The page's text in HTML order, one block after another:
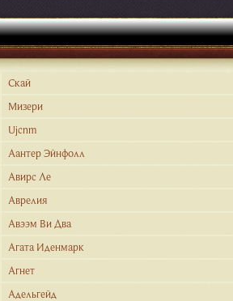
Cкай
Mизери
Ujcnm
Аантер Эйнфолл
Авирс Ле
Аврелия
Авээм Ви Два
Агата Иденмарк
Агнет
Адельгейд